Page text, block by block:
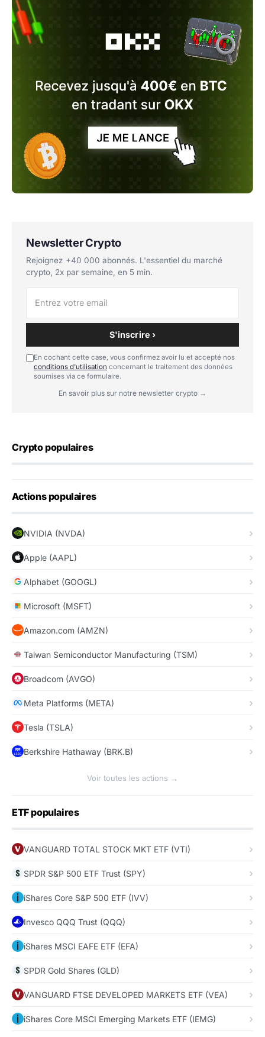
Newsletter Crypto
Rejoignez +40 000 abonnés. L'essentiel du marché
crypto, 2x par semaine, en 5 min.
S'inscrire ›
En cochant cette case, vous confirmez avoir lu et accepté nos
conditions d'utilisation concernant le traitement des données
soumises via ce formulaire.
En savoir plus sur notre newsletter crypto →
Crypto populaires
Actions populaires
NVIDIA (NVDA)
Apple (AAPL)
Alphabet (GOOGL)
Microsoft (MSFT)
Amazon.com (AMZN)
Taiwan Semiconductor Manufacturing (TSM)
Broadcom (AVGO)
Meta Platforms (META)
Tesla (TSLA)
Berkshire Hathaway (BRK.B)
Voir toutes les actions →
ETF populaires
VANGUARD TOTAL STOCK MKT ETF (VTI)
SPDR S&P 500 ETF Trust (SPY)
iShares Core S&P 500 ETF (IVV)
Invesco QQQ Trust (QQQ)
iShares MSCI EAFE ETF (EFA)
SPDR Gold Shares (GLD)
VANGUARD FTSE DEVELOPED MARKETS ETF (VEA)
iShares Core MSCI Emerging Markets ETF (IEMG)